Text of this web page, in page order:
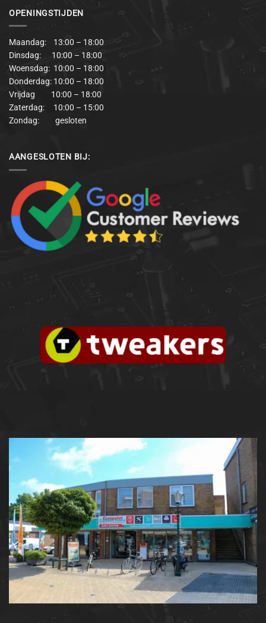
OPENINGSTIJDEN
Maandag: 13:00 – 18:00
Dinsdag: 10:00 – 18:00
Woensdag: 10:00 – 18:00
Donderdag: 10:00 – 18:00
Vrijdag 10:00 – 18:00
Zaterdag: 10:00 – 15:00
Zondag: gesloten
AANGESLOTEN BIJ: